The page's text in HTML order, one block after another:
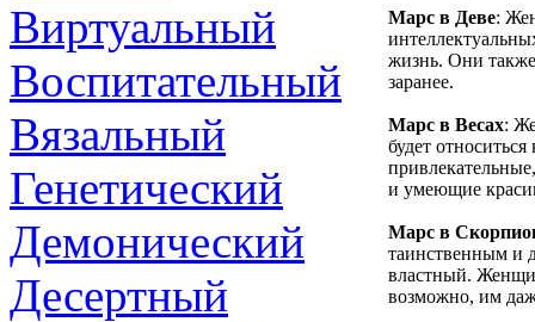
Виртуальный
Воспитательный
Вязальный
Генетический
Демонический
Десертный
Марс в Деве:
жизнь. Они также
заранее.
Марс в Весах:
будет
и умеющие
Марс в
таинственным и
властный.
возможно, им